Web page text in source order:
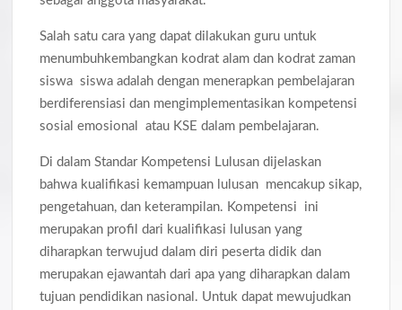
Salah satu cara yang dapat dilakukan guru untuk
menumbuhkembangkan kodrat alam dan kodrat zaman
siswa siswa adalah dengan menerapkan pembelajaran
berdiferensiasi dan mengimplementasikan kompetensi
sosial emosional atau KSE dalam pembelajaran.
Di dalam Standar Kompetensi Lulusan dijelaskan
bahwa kualifikasi kemampuan lulusan mencakup sikap,
pengetahuan, dan keterampilan. Kompetensi ini
merupakan profil dari kualifikasi lulusan yang
diharapkan terwujud dalam diri peserta didik dan
merupakan ejawantah dari apa yang diharapkan dalam
tujuan pendidikan nasional. Untuk dapat mewujudkan